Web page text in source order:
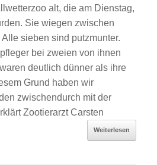
alt, die am Dienstag,
Sie wiegen zwischen
sieben sind putzmunter.
bei zweien von ihnen
deutlich dünner als ihre
Grund haben wir
zwischendurch mit der
Zootierarzt Carsten
Weiterlesen